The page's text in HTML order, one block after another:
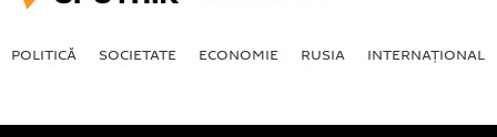
POLITICĂ SOCIETATE ECONOMIE RUSIA INTERNAŢIONAL